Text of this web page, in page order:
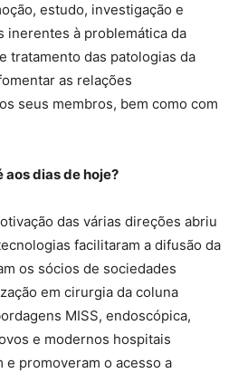
estudo, investigação e
inerentes à problemática da
tratamento das patologias da
as relações
seus membros, bem como com
dias de hoje?
das várias direções abriu
facilitaram a difusão da
os sócios de sociedades
em cirurgia da coluna
MISS, endoscópica,
e modernos hospitais
e promoveram o acesso a